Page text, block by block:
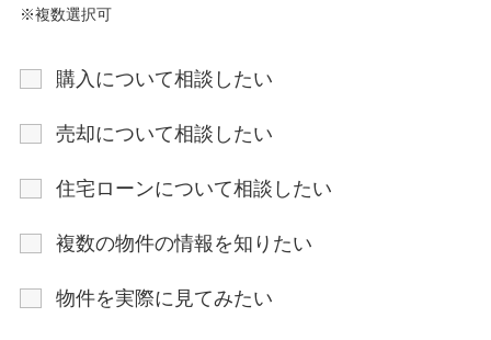
※複数選択可
購入について相談したい
売却について相談したい
住宅ローンについて相談したい
複数の物件の情報を知りたい
物件を実際に見てみたい